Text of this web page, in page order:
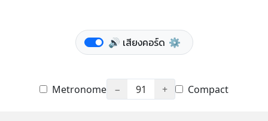
🔊 เสียงคอร์ด ⚙️
Metronome − 91 + Compact